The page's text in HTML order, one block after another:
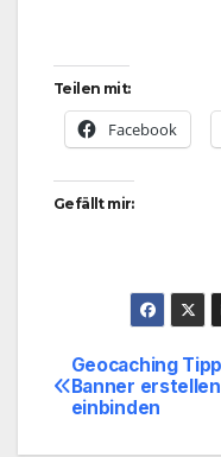
Teilen mit:
Facebook
Gefällt mir:
Geocaching
Banner
einbinden